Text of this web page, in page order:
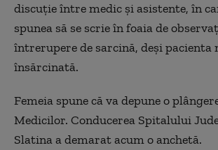
discuţie între medic şi asistente, în
spunea să se scrie în foaia de
întrerupere de sarcină, deşi pacienta
însărcinată.
Femeia spune că va depune o
Medicilor. Conducerea Spitalului
Slatina a demarat acum o anchetă.